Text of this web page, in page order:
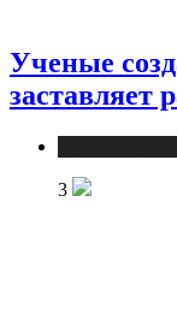
Ученые
заставляет
3